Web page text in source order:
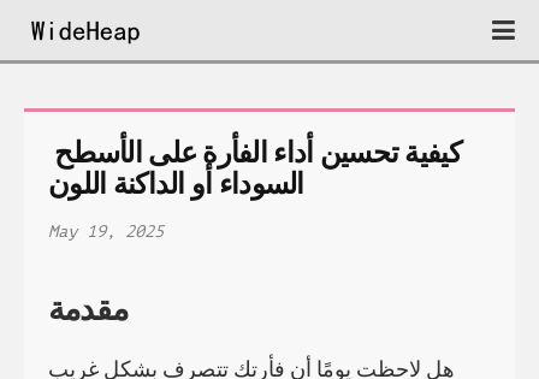
السوداء أو الداكنة اللون
May 19, 2025
مقدمة
هل لاحظت يومًا أن فأرتك تتصرف بشكل غريب